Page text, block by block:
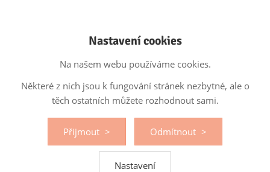
Nastavení cookies
Na našem webu používáme cookies.
Některé z nich jsou k fungování stránek nezbytné, ale o
těch ostatních můžete rozhodnout sami.
Přijmout Odmítnout
Nastavení